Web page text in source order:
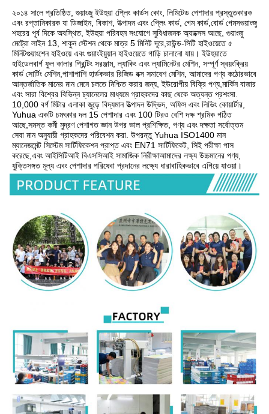
২০১৪ সালে প্রতিষ্ঠিত, গুয়াংজু ইউহুয়া প্লেিং কার্ডস কোং, লিমিটেড পেশাদার প্রস্তুতকারক
এবং রপ্তানিকারক যা ডিজাইন, বিকাশ, উত্পাদন এবং প্লেিং কার্ড, গেম কার্ড,বোর্ড গেমসগুয়াংজু
শহরের পূর্ব দিকে অবস্থিত, ইউহুয়া পরিবহন সংযোগে সুবিধাজনক অ্যাক্সেস আছে, গুয়াংজু
মেট্রো লাইন 13, শাকুন স্টেশন থেকে মাত্র 5 মিনিট দূরে,রাউন্ড-সিটি হাইওয়েতে ৫
মিনিটগুয়াংশেন হাইওয়ে এবং গুয়াংইয়ুয়ান হাইওয়েতে গাড়ি চালানো যায়। ইউহুয়াতে
হাইডেলবার্গ ফুল কালার প্রিন্টিং সরঞ্জাম, ল্যাকিং এবং ল্যামিনেটর মেশিন, সম্পূর্ণ স্বয়ংক্রিয়
কার্ড সোর্টিং মেশিন,পাশাপাশি হার্ডকভার রিজিড বক্স সমাবেশ মেশিন, আমাদের পণ্য কঠোরভাবে
আন্তর্জাতিক মানের মান মেনে চলতে নিশ্চিত করার জন্য, ইউরোপীয় বিক্রি পণ্য,মার্কিন বাজার
এবং সারা বিশ্বের বিভিন্ন চ্যানেলের মাধ্যমে গ্রাহকদের কাছ থেকে অত্যন্ত প্রশংসা.
10,000 বর্গ মিটার এলাকা জুড়ে বিদ্যমান উত্পাদন উদ্ভিদ, অফিস এবং লিভিং কোয়ার্টার,
Yuhua একটি চমৎকার দল 15 পেশাদার এবং 100 টিরও বেশি দক্ষ শ্রমিক গঠিত
আছে,সমস্ত কর্মী মুদ্রণ পেশাগত জ্ঞান উপর ভাল প্রশিক্ষিত, পণ্য এবং দক্ষতা সর্বোত্তম
সেবা মান অনুযায়ী গ্রাহকদের পরিবেশন করা. উপরন্তু Yuhua ISO1400 মান
ম্যানেজমেন্ট সিস্টেম সার্টিফিকেশন প্রাপ্ত এবং EN71 সার্টিফিকেট, সিই পরীক্ষা পাস
করেছে,এবং আইসিটিআই বিএসসিআই সামাজিক নিরীক্ষাআমাদের লক্ষ্য উচ্চমানের পণ্য,
যুক্তিসঙ্গত মূল্য এবং পেশাদার পরিষেবা প্রদানের লক্ষ্যে ধারাবাহিকভাবে এগিয়ে যাওয়া।